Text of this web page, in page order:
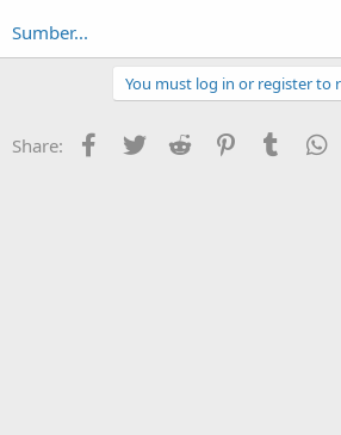
Sumber...
You must log in or register to
Share: Facebook
Twitter Reddit PinterestTumblr